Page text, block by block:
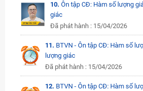
10. Ôn tập CĐ: Hàm số lượng
giác
Đã phát hành : 15/04/2026
11. BTVN - Ôn tập CĐ: Hàm số
lượng giác
Đã phát hành : 15/04/2026
12. BTVN - Ôn tập CĐ: Hàm số